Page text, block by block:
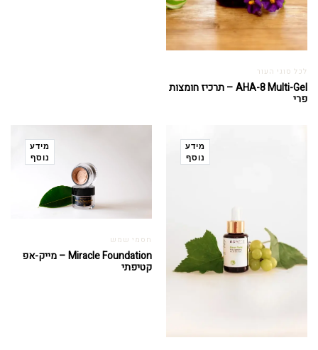
לכל סוגי העור
AHA-8 Multi-Gel – תרכיז חומצות
פרי
מידע
נוסף
מידע
נוסף
חסמי שמש
Miracle Foundation – מייק-אפ
קטיפתי